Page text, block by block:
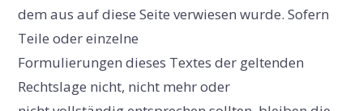
dem aus auf diese Seite verwiesen wurde. Sofern
Teile oder einzelne
Formulierungen dieses Textes der geltenden
Rechtslage nicht, nicht mehr oder